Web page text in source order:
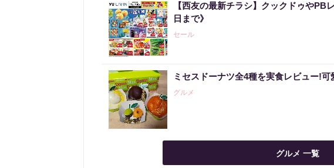
【西友の最新チラシ】クックドゥやPB
日まで》
セール
ミセスドーナツ全4種を実食レビュー!可
グルメ
グルメ 一覧